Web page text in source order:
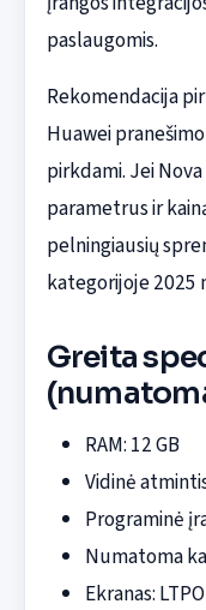
paslaugomis.
Rekomendacija
Huawei
pirkdami. Jei
parametrus ir
pelningiausių
kategorijoje 2025
Greita
RAM: 12 GB
Vidinė
Programinė
Numatoma
Ekranas: